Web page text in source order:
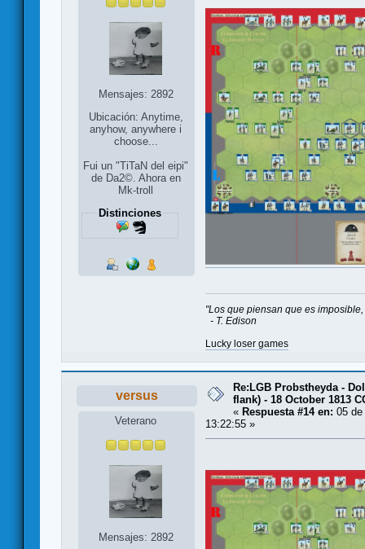
Mensajes: 2892
Ubicación: Anytime,
anyhow, anywhere i
choose...
Fui un "TiTaN del eipi"
de Da2©. Ahora en
Mk-troll
Distinciones
"Los que piensan que es
- T. Edison
Lucky loser games
versus
Veterano
Mensajes: 2892
Re:LGB Probstheyda -
flank) - 18 October 1813
« Respuesta #14 en: 05 de
13:22:55 »